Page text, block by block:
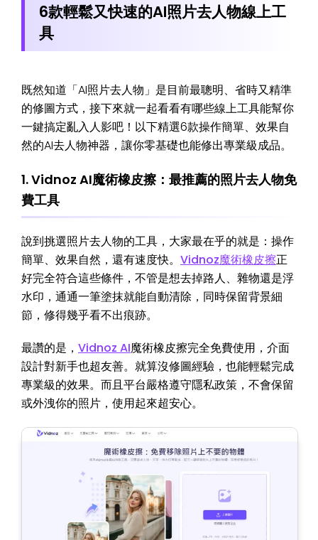
6款輕鬆又快速的AI照片去人物線上工
具
既然知道「AI照片去人物」是目前最聰明、省時又精準
的修圖方式，接下來就一起看看有哪些線上工具能幫你
一鍵搞定亂入人影吧！以下精選6款操作簡單、效果自
然的AI去人物神器，讓你零基礎也能修出專業級成品。
1. Vidnoz AI魔術橡皮擦：最推薦的照片去人物免
費工具
說到挑選照片去人物的工具，大家最在乎的就是：操作
簡單、效果自然，還有速度快。 Vidnoz魔術橡皮擦正
好完全符合這些條件，不管是想去掉路人、雜物還是浮
水印，通通一筆塗抹就能自動清除，同時保留背景細
節，修得幾乎看不出痕跡。
最讚的是， Vidnoz AI魔術橡皮擦完全免費使用，介面
設計對新手也超友善。就算沒修圖經驗，也能輕鬆完成
專業級的效果。而且平台嚴格遵守隱私政策，不會保留
或外洩你的照片，使用起來超安心。